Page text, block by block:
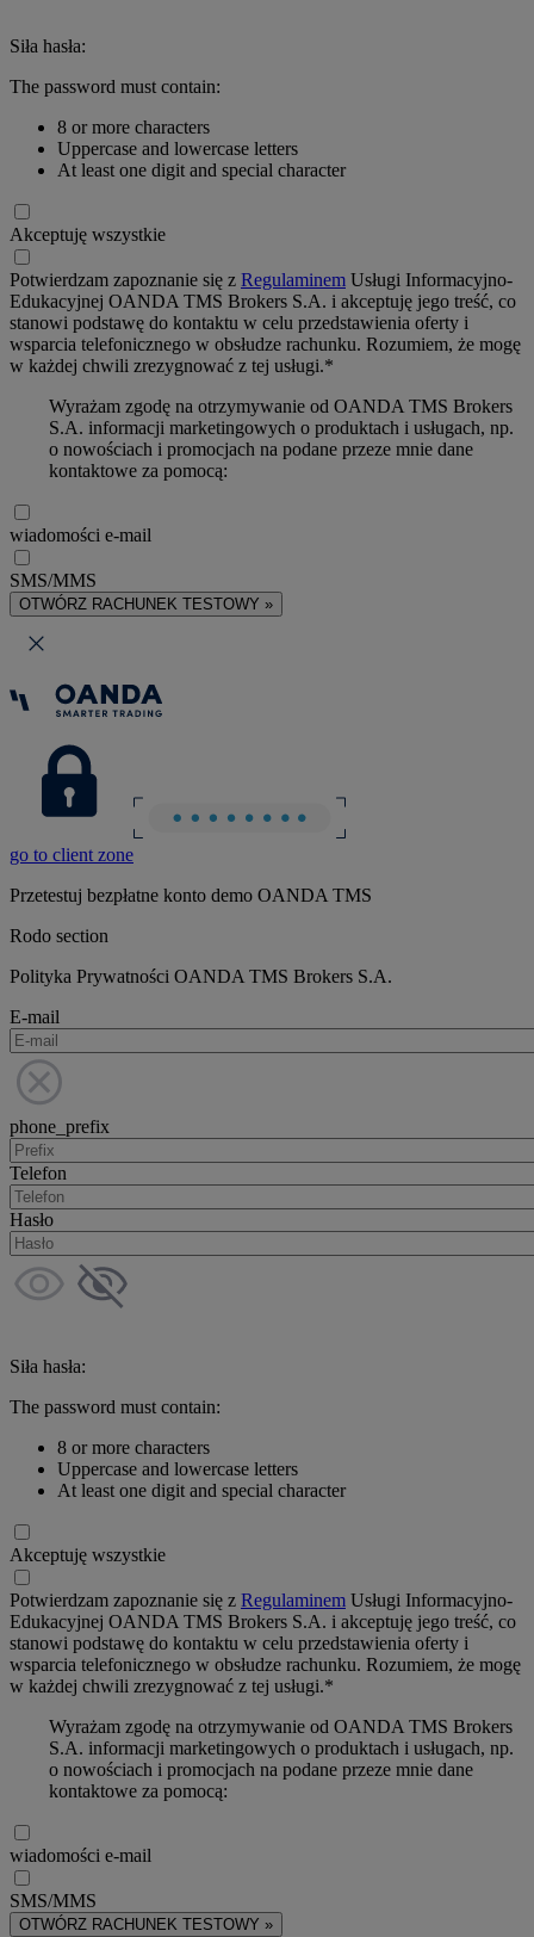
Siła hasła:
The password must contain:
8 or more characters
Uppercase and lowercase letters
At least one digit and special character
Akceptuję wszystkie
Potwierdzam zapoznanie się z Regulaminem Usługi Informacyjno-
Edukacyjnej OANDA TMS Brokers S.A. i akceptuję jego treść, co
stanowi podstawę do kontaktu w celu przedstawienia oferty i
wsparcia telefonicznego w obsłudze rachunku. Rozumiem, że mogę
w każdej chwili zrezygnować z tej usługi.*
Wyrażam zgodę na otrzymywanie od OANDA TMS Brokers
S.A. informacji marketingowych o produktach i usługach, np.
o nowościach i promocjach na podane przeze mnie dane
kontaktowe za pomocą:
wiadomości e-mail
SMS/MMS
OTWÓRZ RACHUNEK TESTOWY »
go to client zone
Przetestuj bezpłatne konto demo OANDA TMS
Rodo section
Polityka Prywatności OANDA TMS Brokers S.A.
E-mail
phone_prefix
Telefon
Hasło
Siła hasła:
The password must contain:
8 or more characters
Uppercase and lowercase letters
At least one digit and special character
Akceptuję wszystkie
Potwierdzam zapoznanie się z Regulaminem Usługi Informacyjno-
Edukacyjnej OANDA TMS Brokers S.A. i akceptuję jego treść, co
stanowi podstawę do kontaktu w celu przedstawienia oferty i
wsparcia telefonicznego w obsłudze rachunku. Rozumiem, że mogę
w każdej chwili zrezygnować z tej usługi.*
Wyrażam zgodę na otrzymywanie od OANDA TMS Brokers
S.A. informacji marketingowych o produktach i usługach, np.
o nowościach i promocjach na podane przeze mnie dane
kontaktowe za pomocą:
wiadomości e-mail
SMS/MMS
OTWÓRZ RACHUNEK TESTOWY »